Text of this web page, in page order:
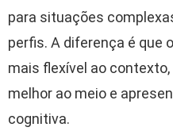
para situações
perfis. A diferença é que
mais flexível ao
melhor ao meio e
cognitiva.